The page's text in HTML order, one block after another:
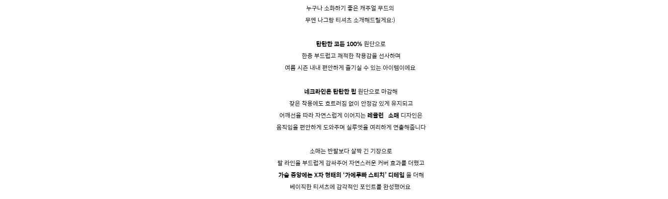
누구나 소화하기 좋은 캐주얼 무드의
무엔 나그랑 티셔츠 소개해드릴게요:)
탄탄한 코튼 100%원단으로
한층 부드럽고 쾌적한 착용감을 선사하며
여름 시즌 내내 편안하게 즐기실 수 있는 아이템이에요
네크라인은 탄탄한 립 원단으로 마감해
잦은 착용에도 흐트러짐 없이 안정감 있게 유지되고
어깨선을 따라 자연스럽게 이어지는레글런 소매 디자인은
움직임을 편안하게 도와주며 실루엣을 여리하게 연출해줍니다
소매는 반팔보다 살짝 긴 기장으로
팔 라인을 부드럽게 감싸주어 자연스러운 커버 효과를 더했고
가슴 중앙에는 X자 형태의 ‘가에루빠 스티치’ 디테일 을 더해
베이직한 티셔츠에 감각적인 포인트를 완성했어요